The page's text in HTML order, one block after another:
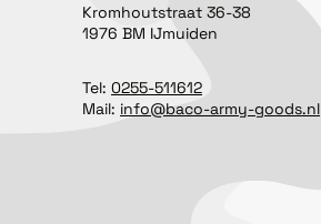
Kromhoutstraat 36-38
1976 BM IJmuiden
Tel: 0255-511612
Mail: info@baco-army-goods.nl